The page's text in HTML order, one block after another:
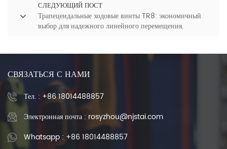
СЛЕДУЮЩИЙ ПОСТ
Трапецеидальные ходовые винты TR8: экономичный
выбор для надежного линейного перемещения.
СВЯЗАТЬСЯ С НАМИ
Тел. : +86 18014488857
Электронная почта : rosyzhou@njstai.com
Whatsapp : +86 18014488857